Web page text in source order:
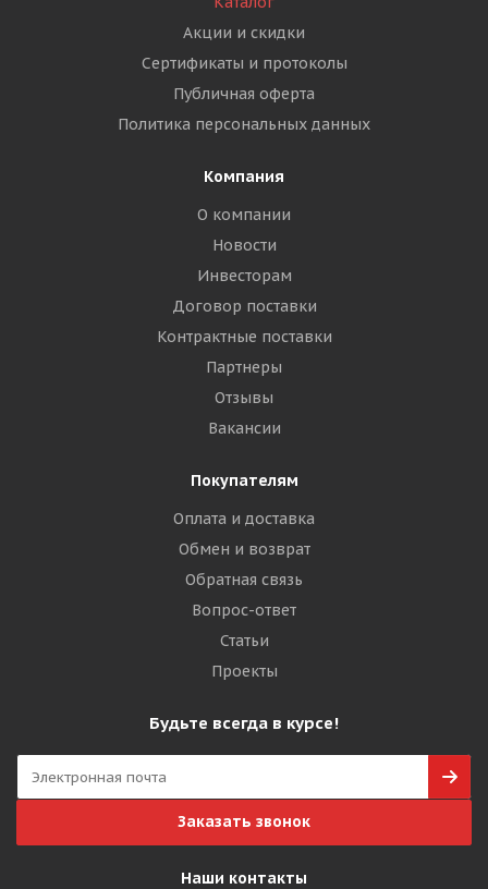
Акции и скидки
Сертификаты и протоколы
Публичная оферта
Политика персональных данных
Компания
О компании
Новости
Инвесторам
Договор поставки
Контрактные поставки
Партнеры
Отзывы
Вакансии
Покупателям
Оплата и доставка
Обмен и возврат
Обратная связь
Вопрос-ответ
Статьи
Проекты
Будьте всегда в курсе!
Заказать звонок
Наши контакты